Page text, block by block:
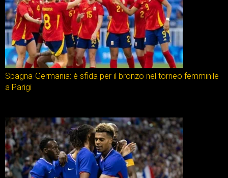
Spagna-Germania: è sfida per il bronzo nel torneo femminile
a Parigi